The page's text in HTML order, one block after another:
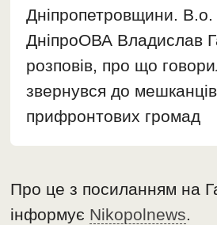
Дніпропетровщини. В.о.
ДніпроОВА Владислав
розповів, про що
звернувся до мешканців
прифронтових громад
Про це з посиланням на
інформує Nikopolnews.